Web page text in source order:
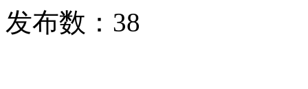
发布数： 38